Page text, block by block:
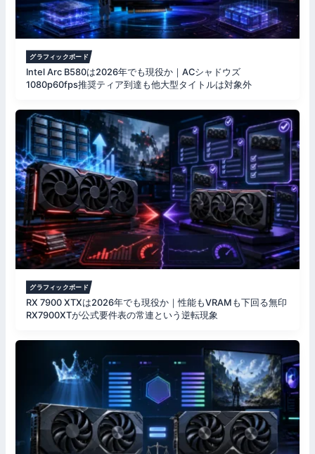
グラフィックボード
Intel Arc B580は2026年でも現役か｜ACシャドウズ
1080p60fps推奨ティア到達も他大型タイトルは対象外
グラフィックボード
RX 7900 XTXは2026年でも現役か｜性能もVRAMも下回る無印
RX7900XTが公式要件表の常連という逆転現象